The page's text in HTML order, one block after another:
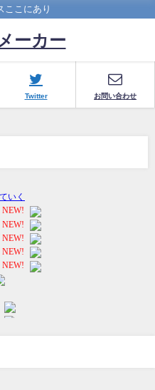
ここにあり
ーカー
Twitter お問い合わせ